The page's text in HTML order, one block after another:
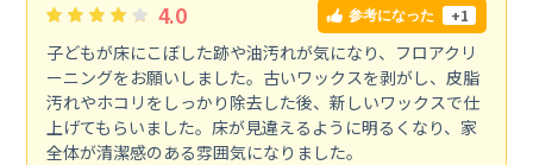
4.0 参考になった +1
子どもが床にこぼした跡や油汚れが気になり、フロアクリ
ーニングをお願いしました。古いワックスを剥がし、皮脂
汚れやホコリをしっかり除去した後、新しいワックスで仕
上げてもらいました。床が見違えるように明るくなり、家
全体が清潔感のある雰囲気になりました。